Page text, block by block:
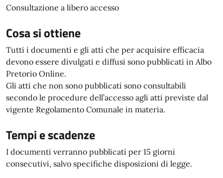
Consultazione a libero accesso
Cosa si ottiene
Tutti i documenti e gli atti che per acquisire efficacia
devono essere divulgati e diffusi sono pubblicati in Albo
Pretorio Online.
Gli atti che non sono pubblicati sono consultabili
secondo le procedure dell’accesso agli atti previste dal
vigente Regolamento Comunale in materia.
Tempi e scadenze
I documenti verranno pubblicati per 15 giorni
consecutivi, salvo specifiche disposizioni di legge.